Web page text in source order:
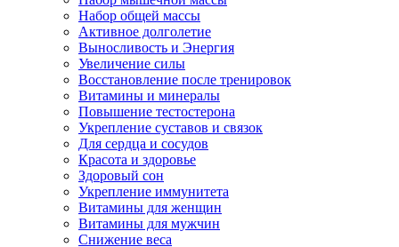
Набор общей массы
Активное долголетие
Выносливость и Энергия
Увеличение силы
Восстановление после тренировок
Витамины и минералы
Повышение тестостерона
Укрепление суставов и связок
Для сердца и сосудов
Красота и здоровье
Здоровый сон
Укрепление иммунитета
Витамины для женщин
Витамины для мужчин
Снижение веса